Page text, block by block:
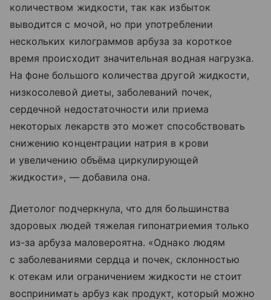
количеством жидкости, так как избыток
выводится с мочой, но при употреблении
нескольких килограммов арбуза за короткое
время происходит значительная водная нагрузка.
На фоне большого количества другой жидкости,
низкосолевой диеты, заболеваний почек,
сердечной недостаточности или приема
некоторых лекарств это может способствовать
снижению концентрации натрия в крови
и увеличению объёма циркулирующей
жидкости», — добавила она.
Диетолог подчеркнула, что для большинства
здоровых людей тяжелая гипонатриемия только
из-за арбуза маловероятна. «Однако людям
с заболеваниями сердца и почек, склонностью
к отекам или ограничением жидкости не стоит
воспринимать арбуз как продукт, который можно